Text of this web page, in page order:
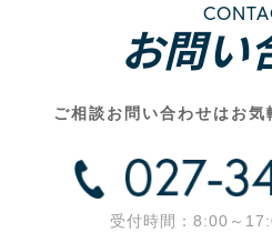
お問い
ご相談お問い合わせはお気
受付時間：8:00～